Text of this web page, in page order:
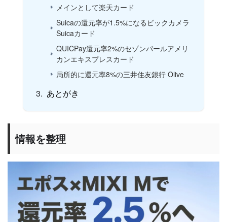
メインとして楽天カード
Suicaの還元率が1.5%になるビックカメラ
Suicaカード
QUICPay還元率2%のセゾンパールアメリ
カンエキスプレスカード
局所的に還元率8%の三井住友銀行 Olive
あとがき
情報を整理